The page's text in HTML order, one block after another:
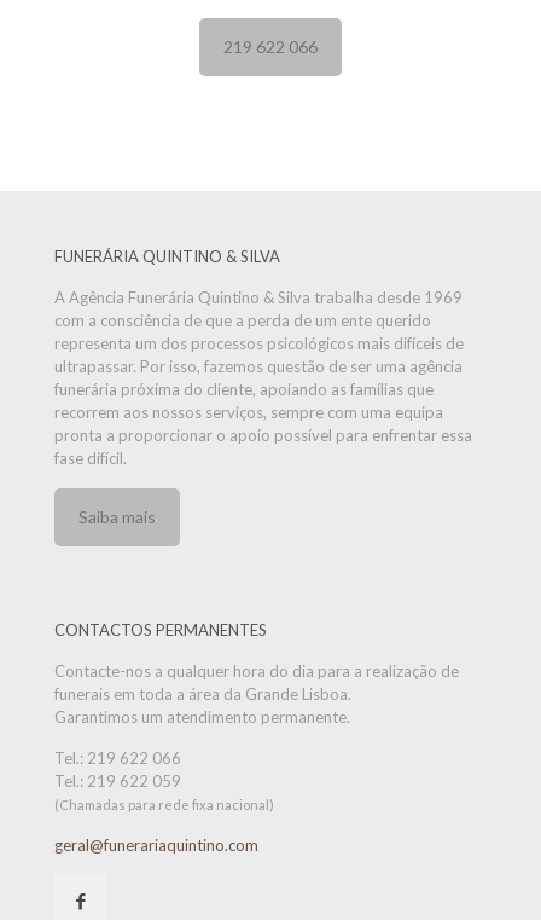
219 622 066
FUNERÁRIA QUINTINO & SILVA
A Agência Funerária Quintino & Silva trabalha desde 1969
com a consciência de que a perda de um ente querido
representa um dos processos psicológicos mais difíceis de
ultrapassar. Por isso, fazemos questão de ser uma agência
funerária próxima do cliente, apoiando as famílias que
recorrem aos nossos serviços, sempre com uma equipa
pronta a proporcionar o apoio possível para enfrentar essa
fase difícil.
Saiba mais
CONTACTOS PERMANENTES
Contacte-nos a qualquer hora do dia para a realização de
funerais em toda a área da Grande Lisboa.
Garantimos um atendimento permanente.
Tel.: 219 622 066
Tel.: 219 622 059
(Chamadas para rede fixa nacional)
geral@funerariaquintino.com